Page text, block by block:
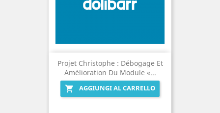
Projet Christophe : Débogage Et
Amélioration Du Module «...

AGGIUNGI AL CARRELLO